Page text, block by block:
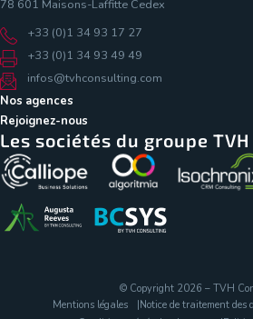
78 601 Maisons-Laffitte Cedex
+33 (0)1 34 93 17 27
+33 (0)1 34 93 49 49
infos@tvhconsulting.com
Nos agences
Rejoignez-nous
Les sociétés du groupe
© Copyright 2026 – TVH
Mentions légales
Notice de traitement des